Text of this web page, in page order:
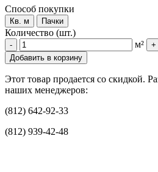
Способ покупки
Кв. м Пачки
Количество (шт.)
- м²
+
Добавить в корзину
Этот товар продается со скидкой.
наших менеджеров:
(812) 642-92-33
(812) 939-42-48